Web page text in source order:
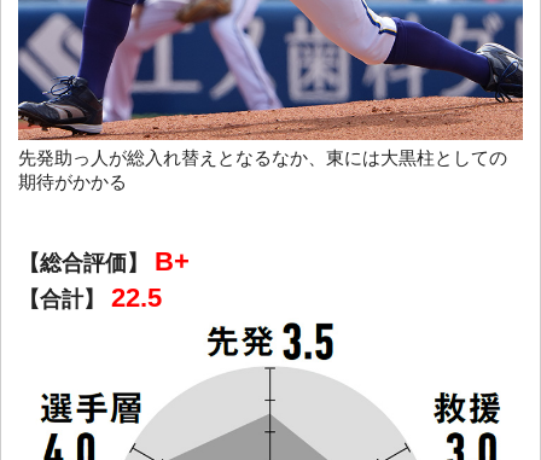
先発助っ人が総入れ替えとなるなか、東には大黒柱としての
期待がかかる
【総合評価】 B+
【合計】 22.5